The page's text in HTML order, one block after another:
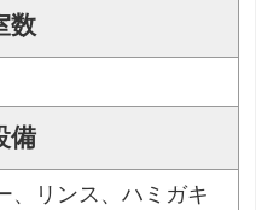
数
備
、リンス、ハミガキ